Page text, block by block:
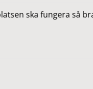
ska fungera så